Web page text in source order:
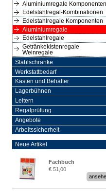
Aluminiumregale Komponenten
Edelstahlregal-Kombinationen
Edelstahlregale Komponenten
Aluminiumregale
Edelstahlregale
Getränkekistenregale
Weinregale
Stahlschränke
Werkstattbedarf
Kästen und Behälter
Lagerbühnen
Leitern
Regalprüfung
Angebote
Arbeitssicherheit
Neue Artikel
Fachbuch
„Regalprüfung nach
€ 51,00